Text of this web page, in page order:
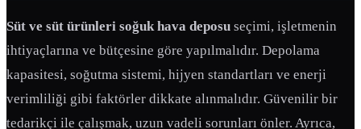
Süt ve süt ürünleri soğuk hava deposu seçimi, işletmenin
ihtiyaçlarına ve bütçesine göre yapılmalıdır. Depolama
kapasitesi, soğutma sistemi, hijyen standartları ve enerji
verimliliği gibi faktörler dikkate alınmalıdır. Güvenilir bir
tedarikçi ile çalışmak, uzun vadeli sorunları önler. Ayrıca,